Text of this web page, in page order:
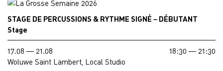
STAGE DE PERCUSSIONS & RYTHME SIGNÉ – DÉBUTANT
Stage
17.08 — 21.08
18:30 — 21:30
Woluwe Saint Lambert, Local Studio